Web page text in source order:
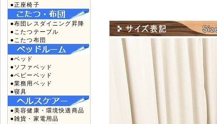
●正座椅子
●布団レスダイニング昇降
●こたつテーブル
●こたつ布団
●ベッド
●ソファベッド
●ベビーベッド
●業務用ベッド
●寝具
●美容健康・環境快適商品
●雑貨・家電用品